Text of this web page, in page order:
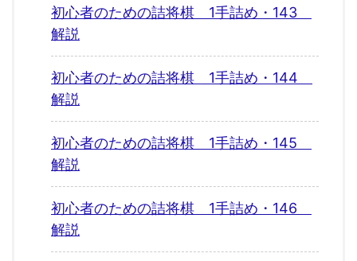
初心者のための詰将棋 1手詰め・143
解説
初心者のための詰将棋 1手詰め・144
解説
初心者のための詰将棋 1手詰め・145
解説
初心者のための詰将棋 1手詰め・146
解説